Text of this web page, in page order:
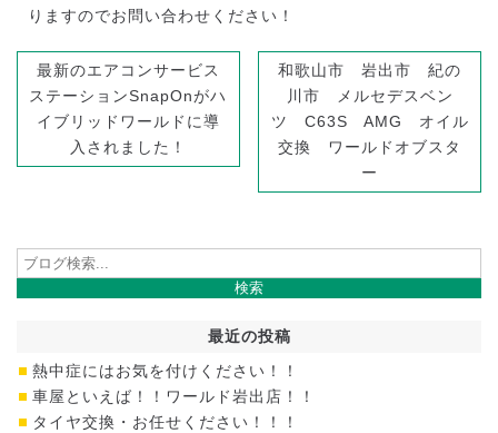
りますのでお問い合わせください！
最新のエアコンサービス
ステーションSnapOnがハ
イブリッドワールドに導
入されました！
和歌山市 岩出市 紀の
川市 メルセデスベン
ツ C63S AMG オイル
交換 ワールドオブスタ
ー
最近の投稿
熱中症にはお気を付けください！！
車屋といえば！！ワールド岩出店！！
タイヤ交換・お任せください！！！